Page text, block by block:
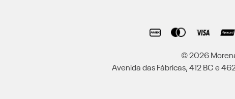
© 2026
Avenida das Fábricas, 412 BC e